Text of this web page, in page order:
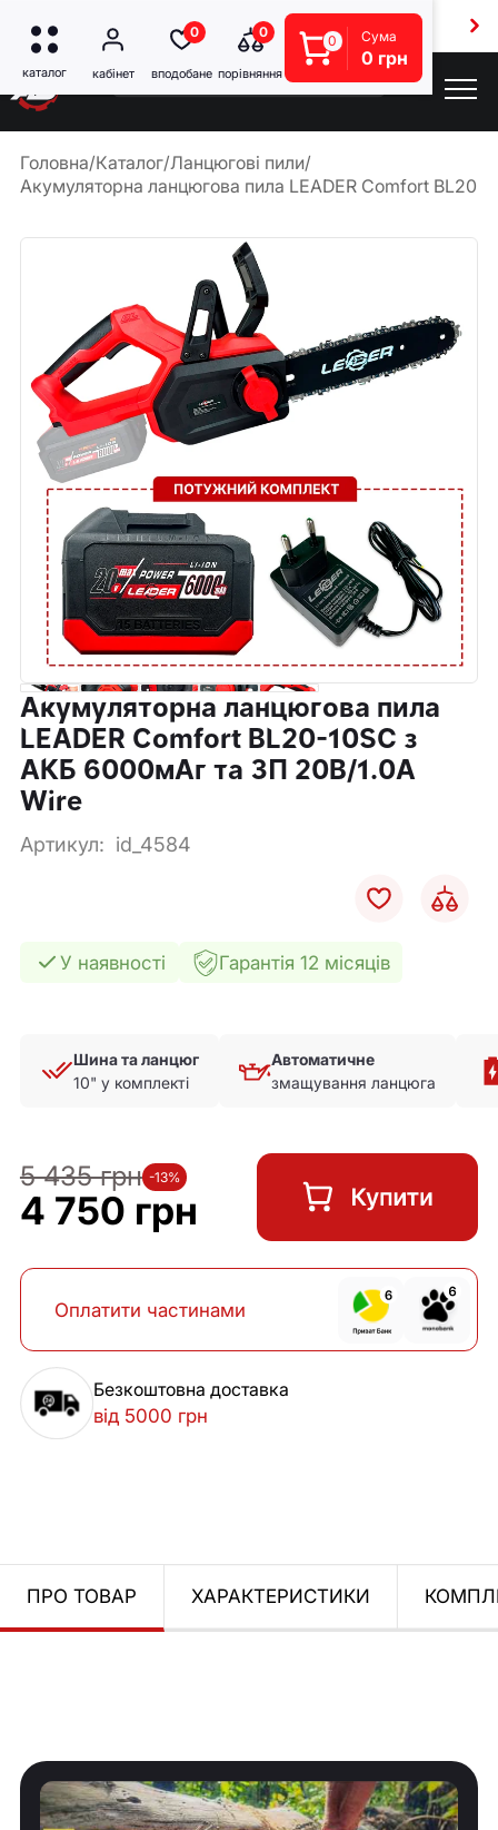
Безкоштовна доставка від 5000 грн
0 0
0 Сума
0 грн
Головна/Каталог/Ланцюгові пили/
Акумуляторна ланцюгова пила LEADER Comfort
Акумуляторна ланцюгова пила
LEADER Comfort BL20-10SС з
АКБ 6000мАг та ЗП 20В/1.0А
Wire
Артикул: id_4584
У наявності Гарантія 12 місяців
Шина та ланцюг
10" у комплекті
Автоматичне
змащування ланцюга
5 435 грн -13%
4 750 грн
Оплатити частинами
Безкоштовна доставка
від 5000 грн
ПРО ТОВАР ХАРАКТЕРИСТИКИ